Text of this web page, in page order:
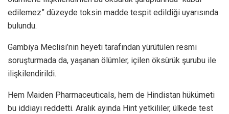
edilemez” düzeyde toksin madde tespit edildiği uyarısında
bulundu.
Gambiya Meclisi’nin heyeti tarafından yürütülen resmi
soruşturmada da, yaşanan ölümler, içilen öksürük şurubu ile
ilişkilendirildi.
Hem Maiden Pharmaceuticals, hem de Hindistan hükümeti
bu iddiayı reddetti. Aralık ayında Hint yetkililer, ülkede test